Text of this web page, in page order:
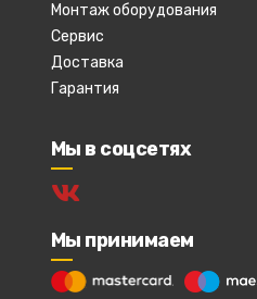
Монтаж оборудования
Сервис
Доставка
Гарантия
Мы в соцсетях
Мы принимаем